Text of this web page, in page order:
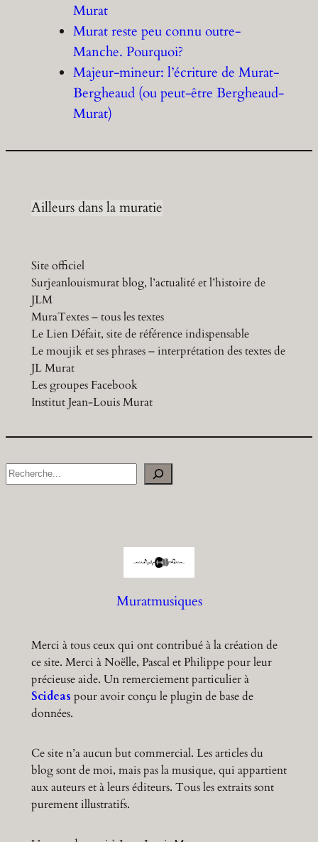
Murat
Murat reste peu connu outre-
Manche. Pourquoi?
Majeur-mineur: l’écriture de Murat-
Bergheaud (ou peut-être Bergheaud-
Murat)
Ailleurs dans la muratie
Site officiel
Surjeanlouismurat blog, l’actualité et l’histoire de
JLM
MuraTextes – tous les textes
Le Lien Défait, site de référence indispensable
Le moujik et ses phrases – interprétation des textes de
JL Murat
Les groupes Facebook
Institut Jean-Louis Murat
S
Muratmusiques
Merci à tous ceux qui ont contribué à la création de
ce site. Merci à Noëlle, Pascal et Philippe pour leur
précieuse aide. Un remerciement particulier à
Scideas pour avoir conçu le plugin de base de
données.
Ce site n’a aucun but commercial. Les articles du
blog sont de moi, mais pas la musique, qui appartient
aux auteurs et à leurs éditeurs. Tous les extraits sont
purement illustratifs.